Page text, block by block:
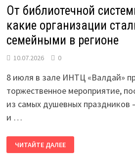
От библиотечной
какие организации
семейными в регионе
10.07.2026 0
8 июля в зале ИНТЦ «Валдай»
торжественное мероприятие,
из самых душевных
и …
БИБЛИОТЕЧНОЙ
СИСТЕМЫ
ЧИТАЙТЕ ДАЛЕЕ